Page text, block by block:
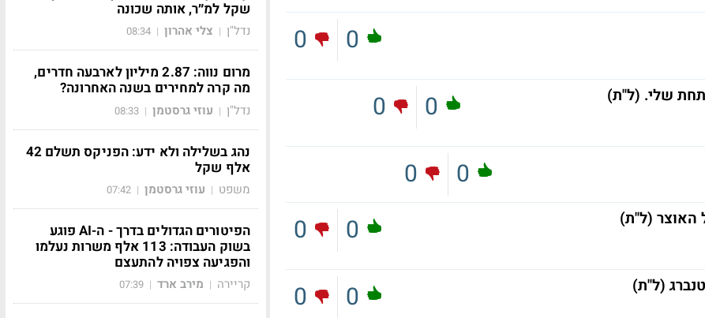
0
0
0
0
0
0
האוצר (ל"ת) 0
0
(ל"ת) 0
0
שקל למ״ר, אותה שכונה
נדל"ן | צלי אהרון |
08:34
מרום נווה: 2.87 מיליון לארבעה חדרים,
מה קרה למחירים בשנה האחרונה?
נדל"ן | עוזי גרסטמן |
08:33
נהג בשלילה ולא ידע: הפניקס תשלם 42
אלף שקל
משפט | עוזי גרסטמן |
07:42
הפיטורים הגדולים בדרך - ה-AI פוגע
בשוק העבודה: 113 אלף משרות נעלמו
והפגיעה צפויה להתעצם
קריירה | מירב ארד |
07:39